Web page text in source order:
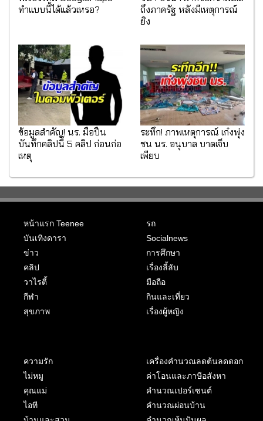
ทำแบบนี้ได้แล้วเหรอ?
ถึงภาครัฐ หลังมีเหตุการณ์
ยิง
ข้อมูลสำคัญ! นร. มือปืน
บันทึกคลิปนี้ 5 คลิป ก่อนก่อ
เหตุ
ระทึก! ภาพเหตุการณ์ เก๋งพุ่ง
ชน นร. อนุบาล บาดเจ็บ
เพียบ
หน้าแรก Teenee
บันเทิงดารา
ข่าว
คลิป
วาไรตี้
กีฬา
สุขภาพ
รถ
Socialnews
การศึกษา
เรื่องลี้ลับ
มือถือ
กินและเที่ยว
เรื่องผู้หญิง
ความรัก
ไม่หมู
คุณแม่
ไอที
เครื่องคำนวณลดต้นลดดอก
ค่าโอนและภาษีอสังหา
คำนวณเปอร์เซนต์
คำนวณผ่อนบ้าน